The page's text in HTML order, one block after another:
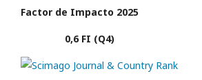
Factor de Impacto 2025
0,6 FI (Q4)